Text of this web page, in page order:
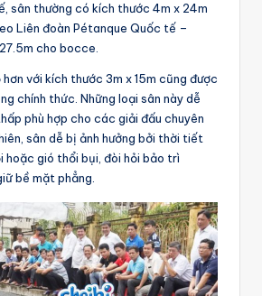
sân thường có kích thước 4m x 24m
Liên đoàn Pétanque Quốc tế –
cho bocce.
hơn với kích thước 3m x 15m cũng được
chính thức. Những loại sân này dễ
phù hợp cho các giải đấu chuyên
sân dễ bị ảnh hưởng bởi thời tiết
hoặc gió thổi bụi, đòi hỏi bảo trì
bề mặt phẳng.